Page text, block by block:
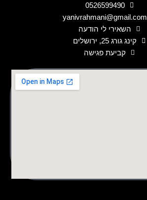
0526599490
yanivrahmani@gmail.com
השאירי לי הודעה
קינג גורג 25, ירושלים
קביעת פגישה